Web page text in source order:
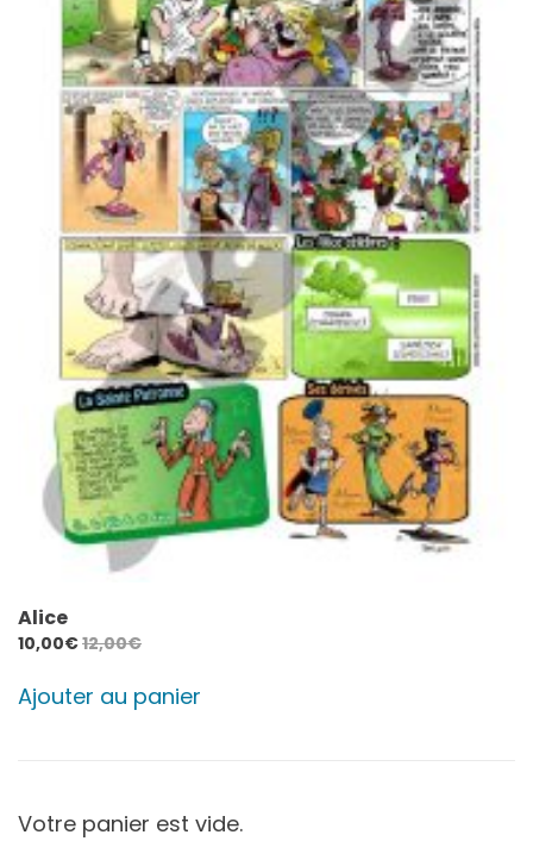
Alice
10,00€12,00€
Ajouter au panier
Votre panier est vide.